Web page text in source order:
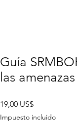
Guía
las
19,00 US$Precio
Impuesto incluido